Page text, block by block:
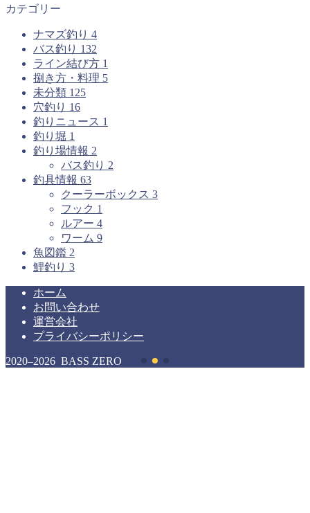
カテゴリー
ナマズ釣り 4
バス釣り 132
ライン結び方 1
捌き方・料理 5
未分類 125
穴釣り 16
釣りニュース 1
釣り堀 1
釣り場情報 2
バス釣り 2
釣具情報 63
クーラーボックス 3
フック 1
ルアー 4
ワーム 9
魚図鑑 2
鯉釣り 3
ホーム
お問い合わせ
運営会社
プライバシーポリシー
2020–2026 BASS ZERO